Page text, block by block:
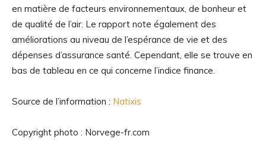
en matière de facteurs environnementaux, de bonheur et
de qualité de l’air. Le rapport note également des
améliorations au niveau de l’espérance de vie et des
dépenses d’assurance santé. Cependant, elle se trouve en
bas de tableau en ce qui concerne l’indice finance.
Source de l’information : Natixis
Copyright photo : Norvege-fr.com